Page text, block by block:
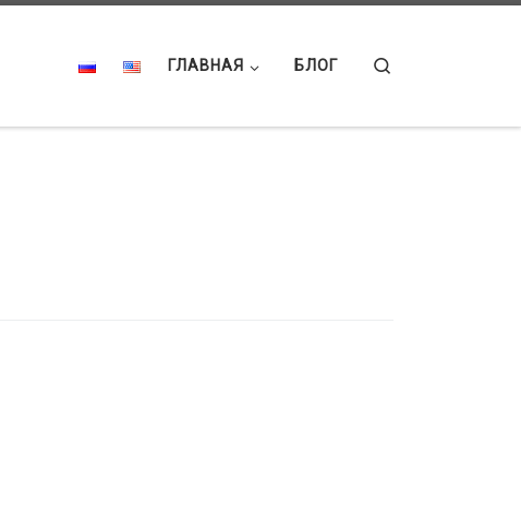
ГЛАВНАЯ БЛОГ